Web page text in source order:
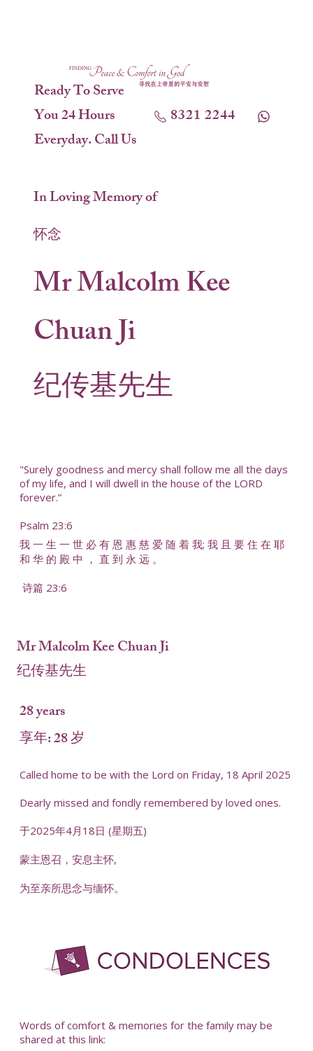
Ready To Serve
You 24 Hours
Everyday. Call Us
8321 2244
In Loving Memory of
怀念
Mr Malcolm Kee
Chuan Ji
纪传基先生
"Surely goodness and mercy shall follow me all the days
of my life, and I will dwell in the house of the LORD
forever.”
Psalm 23:6
我 一 生 一 世 必 有 恩 惠 慈 爱 随 着 我; 我 且 要 住 在 耶
和 华 的 殿 中 ， 直 到 永 远 。
诗篇 23:6
Mr Malcolm Kee Chuan Ji
纪传基先生
28 years
享年: 28 岁
Called home to be with the Lord on Friday, 18 April 2025
Dearly missed and fondly remembered by loved ones.
于2025年4月18日 (星期五)
蒙主恩召，安息主怀,
为至亲所思念与缅怀。
Words of comfort & memories for the family may be
shared at this link: